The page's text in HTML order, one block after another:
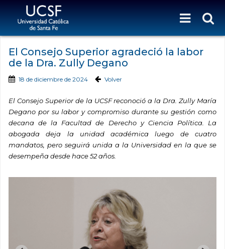
El Consejo Superior agradeció la labor
de la Dra. Zully Degano
18 de diciembre de 2024 Volver
El Consejo Superior de la UCSF reconoció a la Dra. Zully María
Degano por su labor y compromiso durante su gestión como
decana de la Facultad de Derecho y Ciencia Política. La
abogada deja la unidad académica luego de cuatro
mandatos, pero seguirá unida a la Universidad en la que se
desempeña desde hace 52 años.